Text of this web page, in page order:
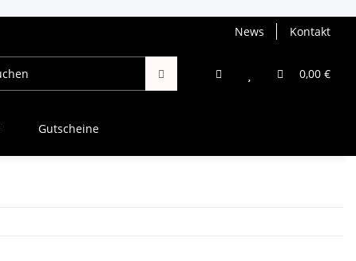
News
Kontakt
0,00 €
Gutscheine